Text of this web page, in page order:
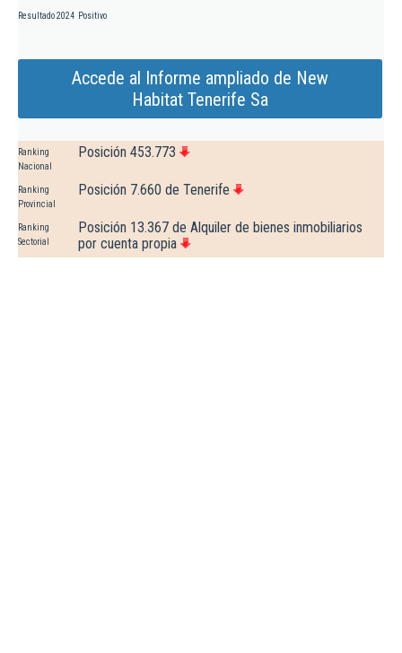
Resultado 2024 Positivo
Accede al Informe ampliado de New
Habitat Tenerife Sa
Ranking
Nacional
Posición 453.773
Ranking
Provincial
Posición 7.660 de Tenerife
Ranking
Sectorial
Posición 13.367 de Alquiler de bienes inmobiliarios
por cuenta propia